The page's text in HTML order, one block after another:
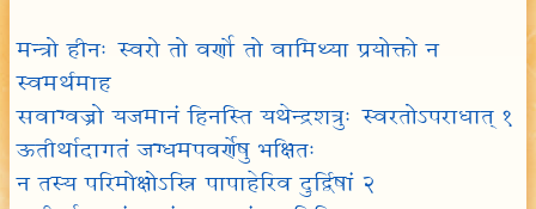
मन्त्रो हीनः स्वरो तो वर्णो तो वामिथ्या प्रयोक्तो न
स्वमर्थमाह
सवाग्वज्रो यजमानं हिनस्ति यथेन्द्रशत्रुः स्वरतोऽपराधात् १
ऊतीर्थादागतं जग्धमपवर्णेषु भक्षितः
न तस्य परिमोक्षोऽस्नि पापाहेरिव दुर्द्विषां २